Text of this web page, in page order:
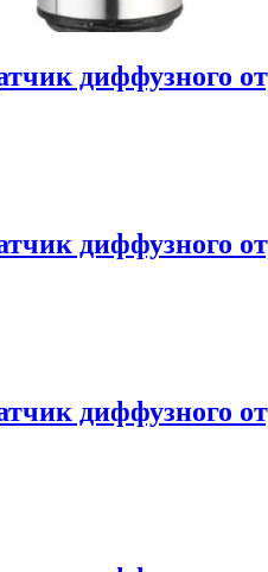
диффузного
диффузного
диффузного